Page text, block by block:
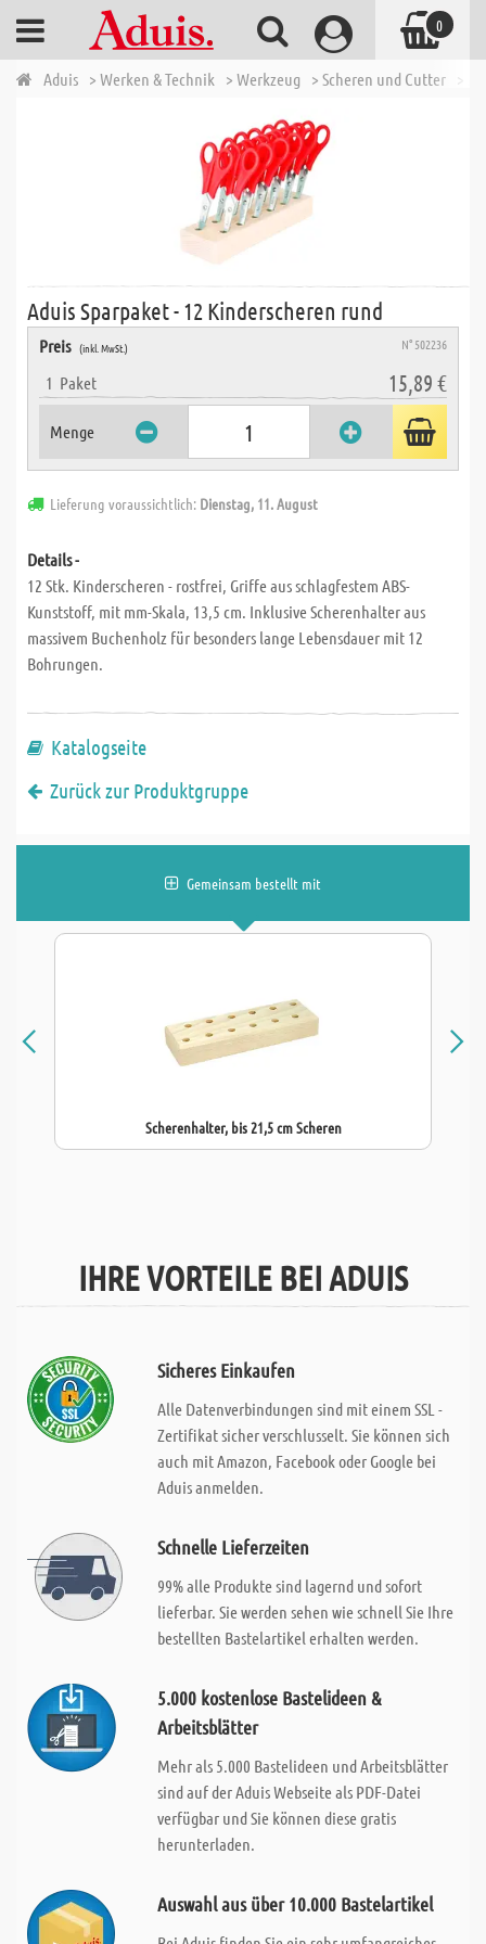
Aduis > Werken & Technik > Werkzeug > Scheren und Cutter
Aduis Sparpaket - 12 Kinderscheren rund
Preis (inkl. MwSt.) N° 502236
1 Paket 15,89 €
Menge
Lieferung voraussichtlich: Dienstag, 11. August
Details -
12 Stk. Kinderscheren - rostfrei, Griffe aus schlagfestem ABS-
Kunststoff, mit mm-Skala, 13,5 cm. Inklusive Scherenhalter aus
massivem Buchenholz für besonders lange Lebensdauer mit 12
Bohrungen.
Katalogseite
Zurück zur Produktgruppe
Gemeinsam bestellt mit
Scherenhalter, bis 21,5 cm Scheren
IHRE VORTEILE BEI ADUIS
Sicheres Einkaufen
Alle Datenverbindungen sind mit einem SSL -
Zertifikat sicher verschlusselt. Sie können sich
auch mit Amazon, Facebook oder Google bei
Aduis anmelden.
Schnelle Lieferzeiten
99% alle Produkte sind lagernd und sofort
lieferbar. Sie werden sehen wie schnell Sie Ihre
bestellten Bastelartikel erhalten werden.
5.000 kostenlose Bastelideen &
Arbeitsblätter
Mehr als 5.000 Bastelideen und Arbeitsblätter
sind auf der Aduis Webseite als PDF-Datei
verfügbar und Sie können diese gratis
herunterladen.
Auswahl aus über 10.000 Bastelartikel
0